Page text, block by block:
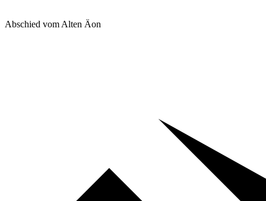
Abschied vom Alten Äon